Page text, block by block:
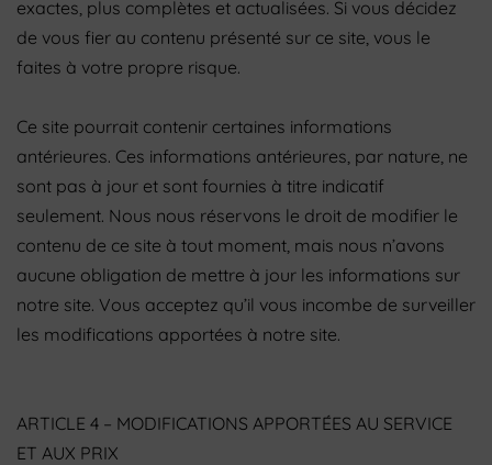
exactes, plus complètes et actualisées. Si vous décidez
de vous fier au contenu présenté sur ce site, vous le
faites à votre propre risque.
Ce site pourrait contenir certaines informations
antérieures. Ces informations antérieures, par nature, ne
sont pas à jour et sont fournies à titre indicatif
seulement. Nous nous réservons le droit de modifier le
contenu de ce site à tout moment, mais nous n’avons
aucune obligation de mettre à jour les informations sur
notre site. Vous acceptez qu’il vous incombe de surveiller
les modifications apportées à notre site.
ARTICLE 4 – MODIFICATIONS APPORTÉES AU SERVICE
ET AUX PRIX